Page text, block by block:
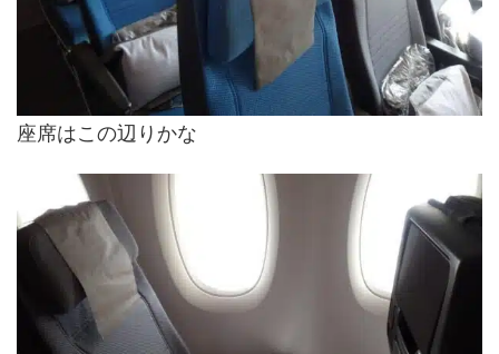
座席はこの辺りかな